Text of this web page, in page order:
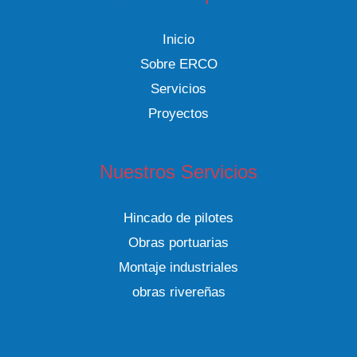
Inicio
Sobre ERCO
Servicios
Proyectos
Nuestros Servicios
Hincado de pilotes
Obras portuarias
Montaje industriales
obras rivereñas